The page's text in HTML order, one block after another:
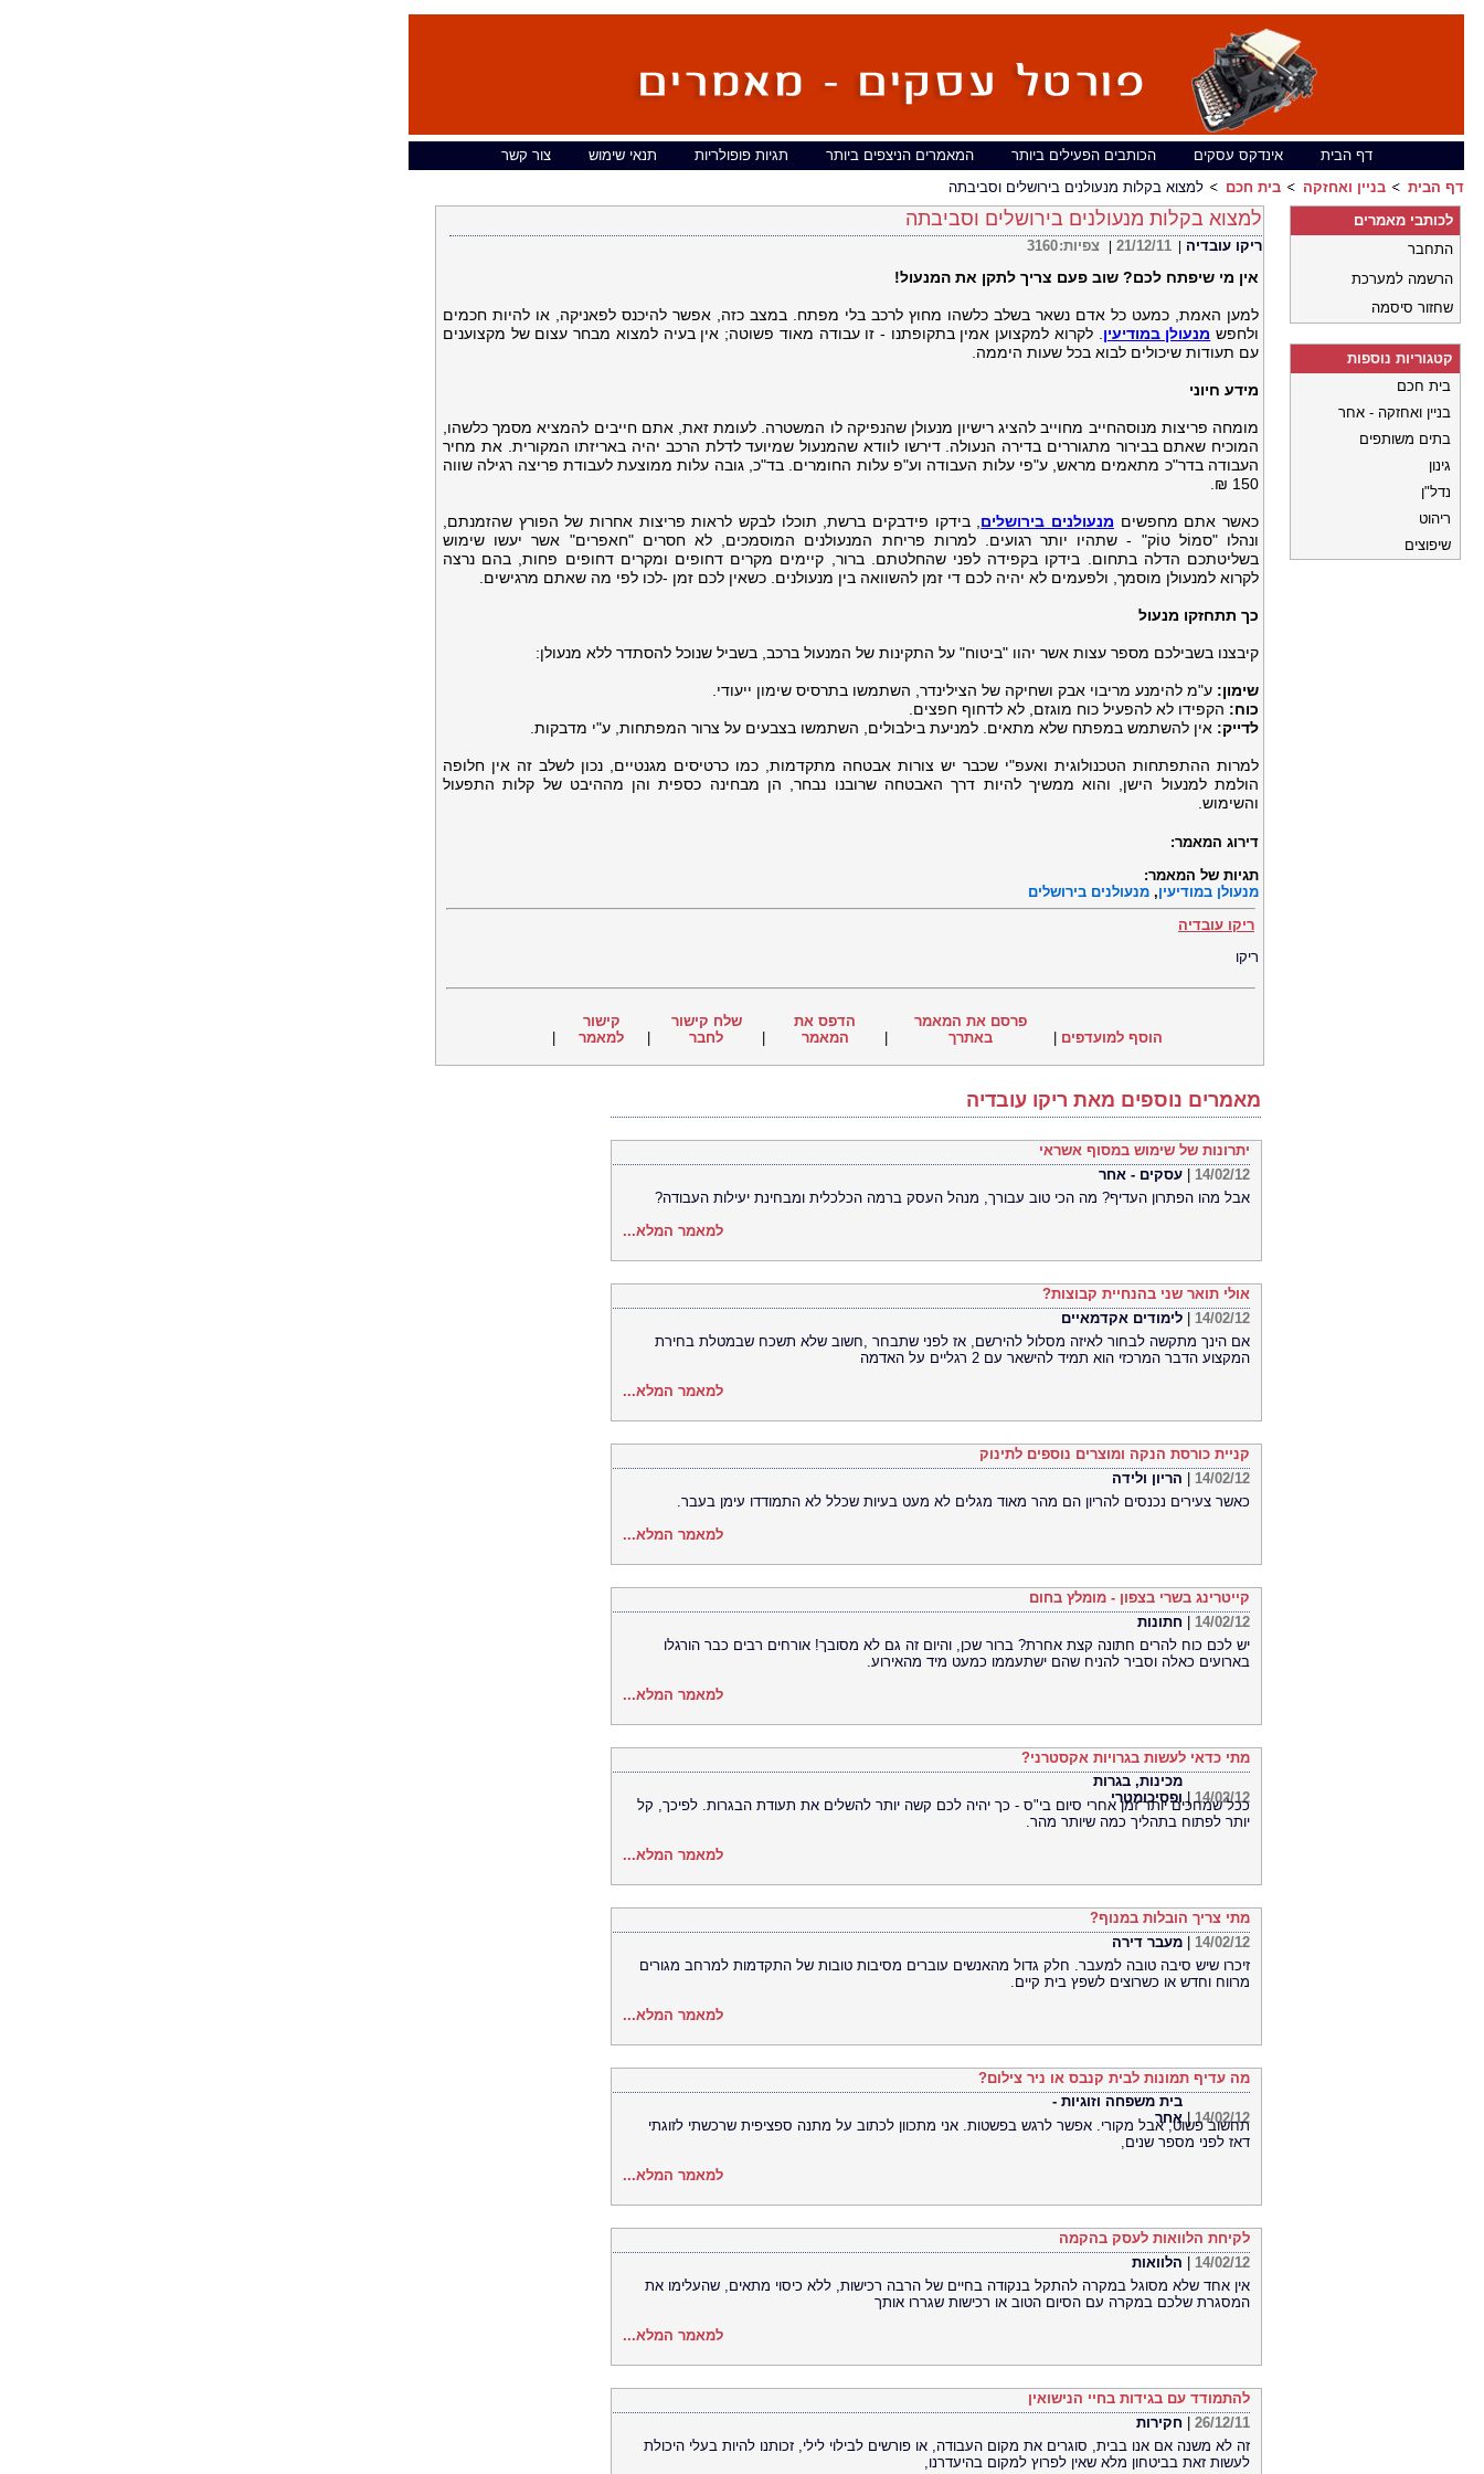
דף הבית אינדקס עסקים הכותבים הפעילים ביותר המאמרים הניצפים ביותר תגיות פופולריות תנאי שימוש
צור קשר
דף הבית
בניין ואחזקה בית חכם למצוא בקלות מנעולנים בירושלים וסביבתה
למצוא בקלות מנעולנים בירושלים וסביבתה
ריקו עובדיה 21/12/11 צפיות:3160
אין מי שיפתח לכם? שוב פעם צריך לתקן את המנעול!
למען האמת, כמעט כל אדם נשאר בשלב כלשהו מחוץ לרכב בלי מפתח. במצב כזה, אפשר להיכנס לפאניקה, או להיות חכמים
ולחפש מנעולן במודיעין . לקרוא למקצוען אמין בתקופתנו - זו עבודה מאוד פשוטה; אין בעיה למצוא מבחר עצום של מקצוענים
עם תעודות שיכולים לבוא בכל שעות היממה.
מידע חיוני
מומחה פריצות מנוסהחייב מחוייב להציג רישיון מנעולן שהנפיקה לו המשטרה. לעומת זאת, אתם חייבים להמציא מסמך כלשהו,
המוכיח שאתם בבירור מתגוררים בדירה הנעולה. דירשו לוודא שהמנעול שמיועד לדלת הרכב יהיה באריזתו המקורית. את מחיר
העבודה בדר"כ מתאמים מראש, ע"פי עלות העבודה וע"פ עלות החומרים. בד"כ, גובה עלות ממוצעת לעבודת פריצה רגילה שווה
150 ₪.
כאשר אתם מחפשים מנעולנים בירושלים , בידקו פידבקים ברשת, תוכלו לבקש לראות פריצות אחרות של הפורץ שהזמנתם,
ונהלו "סמוֹל טוֹק" - שתהיו יותר רגועים. למרות פריחת המנעולנים המוסמכים, לא חסרים "חאפרים" אשר יעשו שימוש
בשליטתכם הדלה בתחום. בידקו בקפידה לפני שהחלטתם. ברור, קיימים מקרים דחופים ומקרים דחופים פחות, בהם נרצה
לקרוא למנעולן מוסמך, ולפעמים לא יהיה לכם די זמן להשוואה בין מנעולנים. כשאין לכם זמן -לכו לפי מה שאתם מרגישים.
כך תתחזקו מנעול
קיבצנו בשבילכם מספר עצות אשר יהוו "ביטוח" על התקינות של המנעול ברכב, בשביל שנוכל להסתדר ללא מנעולן:
שימון: ע"מ להימנע מריבוי אבק ושחיקה של הצילינדר, השתמשו בתרסיס שימון ייעודי.
כוח: הקפידו לא להפעיל כוח מוגזם, לא לדחוף חפצים.
לדייק: אין להשתמש במפתח שלא מתאים. למניעת בילבולים, השתמשו בצבעים על צרור המפתחות, ע"י מדבקות.
למרות ההתפתחות הטכנולוגית ואעפ"י שכבר יש צורות אבטחה מתקדמות, כמו כרטיסים מגנטיים, נכון לשלב זה אין חלופה
הולמת למנעול הישן, והוא ממשיך להיות דרך האבטחה שרובנו נבחר, הן מבחינה כספית והן מההיבט של קלות התפעול
והשימוש.
דירוג המאמר:
תגיות של המאמר:
מנעולן במודיעין, מנעולנים בירושלים
ריקו עובדיה
ריקו
הוסף למועדפים
פרסם את המאמר
באתרך
הדפס את
המאמר
שלח קישור
לחבר
קישור
למאמר
מאמרים נוספים מאת ריקו עובדיה
יתרונות של שימוש במסוף אשראי
14/02/12
עסקים - אחר
אבל מהו הפתרון העדיף? מה הכי טוב עבורך, מנהל העסק ברמה הכלכלית ומבחינת יעילות העבודה?
למאמר המלא...
אולי תואר שני בהנחיית קבוצות?
14/02/12
לימודים אקדמאיים
אם הינך מתקשה לבחור לאיזה מסלול להירשם, אז לפני שתבחר ,חשוב שלא תשכח שבמטלת בחירת
המקצוע הדבר המרכזי הוא תמיד להישאר עם 2 רגליים על האדמה
למאמר המלא...
קניית כורסת הנקה ומוצרים נוספים לתינוק
14/02/12
הריון ולידה
כאשר צעירים נכנסים להריון הם מהר מאוד מגלים לא מעט בעיות שכלל לא התמודדו עימן בעבר.
למאמר המלא...
קייטרינג בשרי בצפון - מומלץ בחום
14/02/12
חתונות
יש לכם כוח להרים חתונה קצת אחרת? ברור שכן, והיום זה גם לא מסובך! אורחים רבים כבר הורגלו
בארועים כאלה וסביר להניח שהם ישתעממו כמעט מיד מהאירוע.
למאמר המלא...
מתי כדאי לעשות בגרויות אקסטרני?
14/02/12
|
מכינות, בגרות
ופסיכומטרי
ככל שמחכים יותר זמן אחרי סיום בי"ס - כך יהיה לכם קשה יותר להשלים את תעודת הבגרות. לפיכך, קל
יותר לפתוח בתהליך כמה שיותר מהר.
למאמר המלא...
מתי צריך הובלות במנוף?
14/02/12
מעבר דירה
זיכרו שיש סיבה טובה למעבר. חלק גדול מהאנשים עוברים מסיבות טובות של התקדמות למרחב מגורים
מרווח וחדש או כשרוצים לשפץ בית קיים.
למאמר המלא...
מה עדיף תמונות לבית קנבס או ניר צילום?
14/02/12
|
בית משפחה וזוגיות -
אחר
תחשוב פשוט, אבל מקורי. אפשר לרגש בפשטות. אני מתכוון לכתוב על מתנה ספציפית שרכשתי לזוגתי
דאז לפני מספר שנים,
למאמר המלא...
לקיחת הלוואות לעסק בהקמה
14/02/12
הלוואות
אין אחד שלא מסוגל במקרה להתקל בנקודה בחיים של הרבה רכישות, ללא כיסוי מתאים, שהעלימו את
המסגרת שלכם במקרה עם הסיום הטוב או רכישות שגררו אותך
למאמר המלא...
להתמודד עם בגידות בחיי הנישואין
26/12/11
חקירות
זה לא משנה אם אנו בבית, סוגרים את מקום העבודה, או פורשים לבילוי לילי, זכותנו להיות בעלי היכולת
לעשות זאת בביטחון מלא שאין לפרוץ למקום בהיעדרנו,
לכותבי מאמרים
התחבר
הרשמה למערכת
שחזור סיסמה
קטגוריות נוספות
בית חכם
בניין ואחזקה - אחר
בתים משותפים
גינון
נדל"ן
ריהוט
שיפוצים